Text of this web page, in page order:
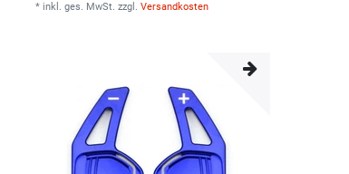
* inkl. ges. MwSt. zzgl.Versandkosten